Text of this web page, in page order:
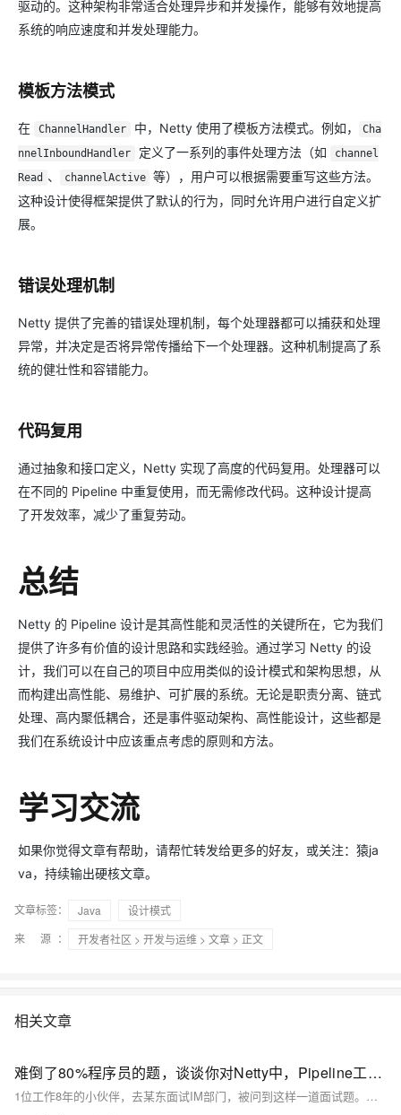
驱动的。这种架构非常适合处理异步和并发操作，能够有效地提高
系统的响应速度和并发处理能力。
模板方法模式
在 ChannelHandler 中，Netty 使用了模板方法模式。例如，
Cha
nnelInboundHandler
定义了一系列的事件处理方法（如
channel
Read 、 channelActive
等），用户可以根据需要重写这些方法。
这种设计使得框架提供了默认的行为，同时允许用户进行自定义扩
展。
错误处理机制
Netty 提供了完善的错误处理机制，每个处理器都可以捕获和处理
异常，并决定是否将异常传播给下一个处理器。这种机制提高了系
统的健壮性和容错能力。
代码复用
通过抽象和接口定义，Netty 实现了高度的代码复用。处理器可以
在不同的 Pipeline 中重复使用，而无需修改代码。这种设计提高
了开发效率，减少了重复劳动。
总结
Netty 的 Pipeline 设计是其高性能和灵活性的关键所在，它为我们
提供了许多有价值的设计思路和实践经验。通过学习 Netty 的设
计，我们可以在自己的项目中应用类似的设计模式和架构思想，从
而构建出高性能、易维护、可扩展的系统。无论是职责分离、链式
处理、高内聚低耦合，还是事件驱动架构、高性能设计，这些都是
我们在系统设计中应该重点考虑的原则和方法。
学习交流
如果你觉得文章有帮助，请帮忙转发给更多的好友，或关注：猿ja
va，持续输出硬核文章。
文章标签： Java
设计模式
来 源：
开发者社区 > 开发与运维 > 文章 > 正文
相关文章
难倒了80%程序员的题，谈谈你对Netty中，Pipeline工作原理的理解
1位工作8年的小伙伴，去某东面试IM部门，被问到这样一道面试题。说，请你谈一谈你对Netty Pipeline设计原理的理解。当时，他说只是用过Netty的Pipline，原理没有深入了解过，然后就没有然后了。